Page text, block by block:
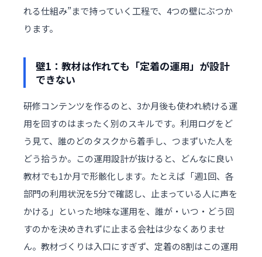
れる仕組み”まで持っていく工程で、4つの壁にぶつか
ります。
壁1：教材は作れても「定着の運用」が設計
できない
研修コンテンツを作るのと、3か月後も使われ続ける運
用を回すのはまったく別のスキルです。利用ログをど
う見て、誰のどのタスクから着手し、つまずいた人を
どう拾うか。この運用設計が抜けると、どんなに良い
教材でも1か月で形骸化します。たとえば「週1回、各
部門の利用状況を5分で確認し、止まっている人に声を
かける」といった地味な運用を、誰が・いつ・どう回
すのかを決めきれずに止まる会社は少なくありませ
ん。教材づくりは入口にすぎず、定着の8割はこの運用